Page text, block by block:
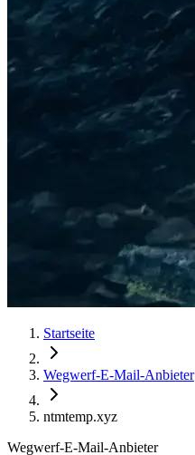
Startseite
Wegwerf-E-Mail-Anbieter
ntmtemp.xyz
Wegwerf-E-Mail-Anbieter